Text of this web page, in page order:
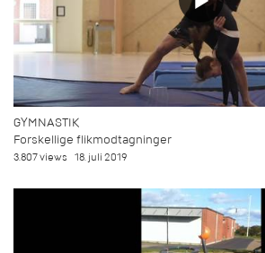
GYMNASTIK
Forskellige flikmodtagninger
3.807 views 18. juli 2019